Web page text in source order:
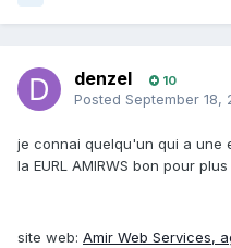
denzel 10
Posted September 18,
je connai quelqu'un qui a une
la EURL AMIRWS bon pour
site web: Amir Web Services,